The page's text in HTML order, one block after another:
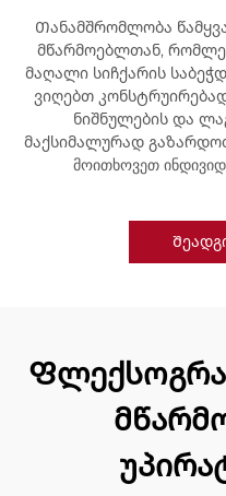
Თანამშრომლობა
მწარმოებლთან,
მაღალი სიჩქარის
ვიღებთ
ნიშნულების და
მაქსიმალურად
მოითხოვეთ